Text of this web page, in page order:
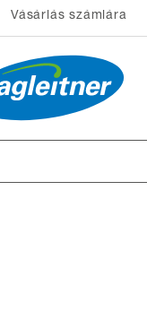
Vásárlás számlára